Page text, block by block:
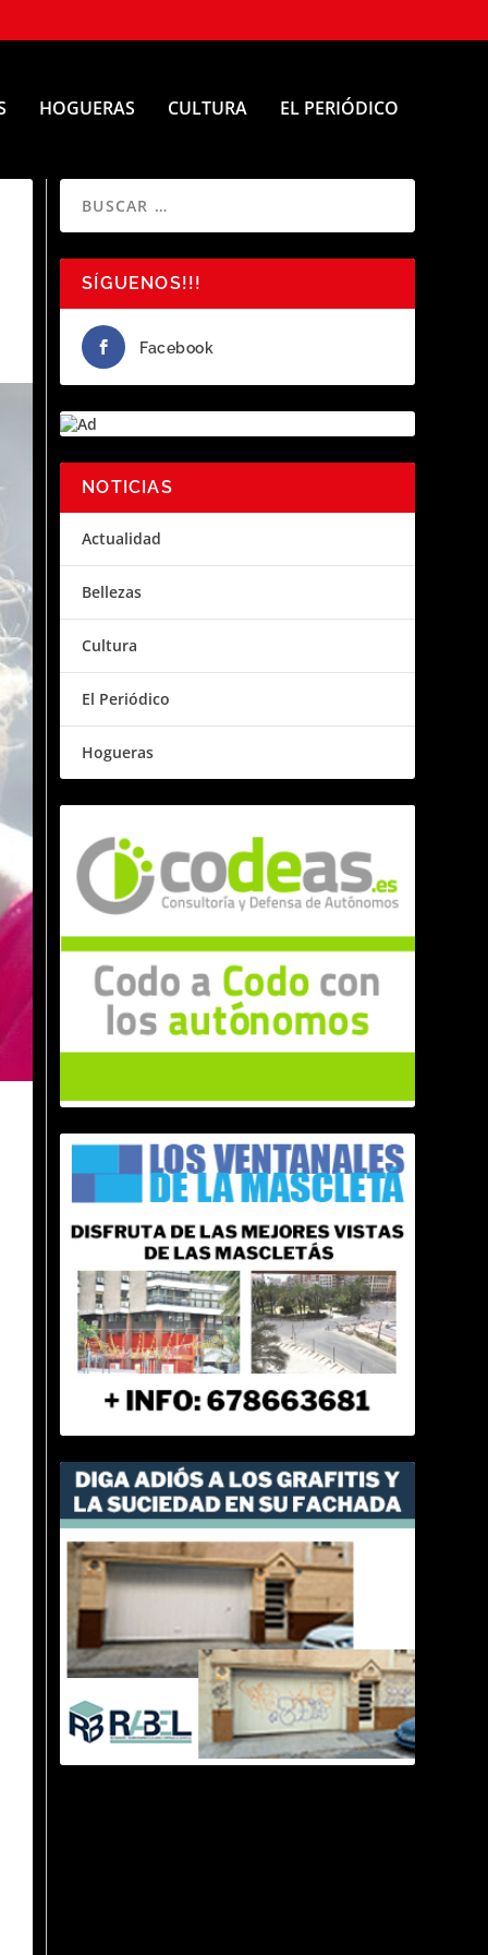
HOGUERAS CULTURA EL PERIÓDICO
SÍGUENOS!!!
Facebook
NOTICIAS
Actualidad
Bellezas
Cultura
El Periódico
Hogueras